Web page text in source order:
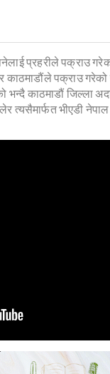
प्रहरीले पक्राउ
काठमाडौंले पक्राउ गरेको
काठमाडौं जिल्ला
भीएडी